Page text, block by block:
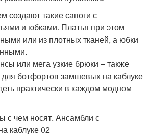
создают такие сапоги с
и юбками. Платья при этом
или из плотных тканей, а юбки
или мега узкие брюки – также
ботфортов замшевых на каблуке
практически в каждом модном